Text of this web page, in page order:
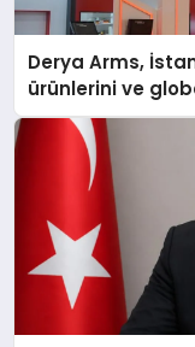
Derya Arms,
ürünlerini ve